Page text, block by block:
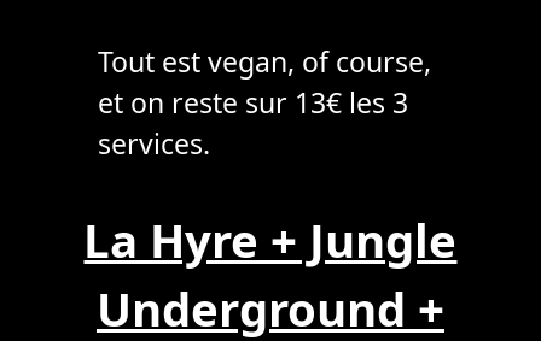
Tout est vegan, of course,
et on reste sur 13€ les 3
services.
La Hyre + Jungle
Underground +